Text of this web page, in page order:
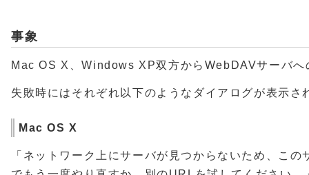
事象
Mac OS X、Windows XP双方からWebDAVサーバへ
失敗時にはそれぞれ以下のようなダイアログが表示さ
Mac OS X
「ネットワーク上にサーバが見つからないため、こ